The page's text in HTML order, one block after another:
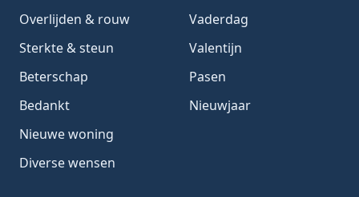
Overlijden & rouw
Sterkte & steun
Beterschap
Bedankt
Nieuwe woning
Diverse wensen
Vaderdag
Valentijn
Pasen
Nieuwjaar